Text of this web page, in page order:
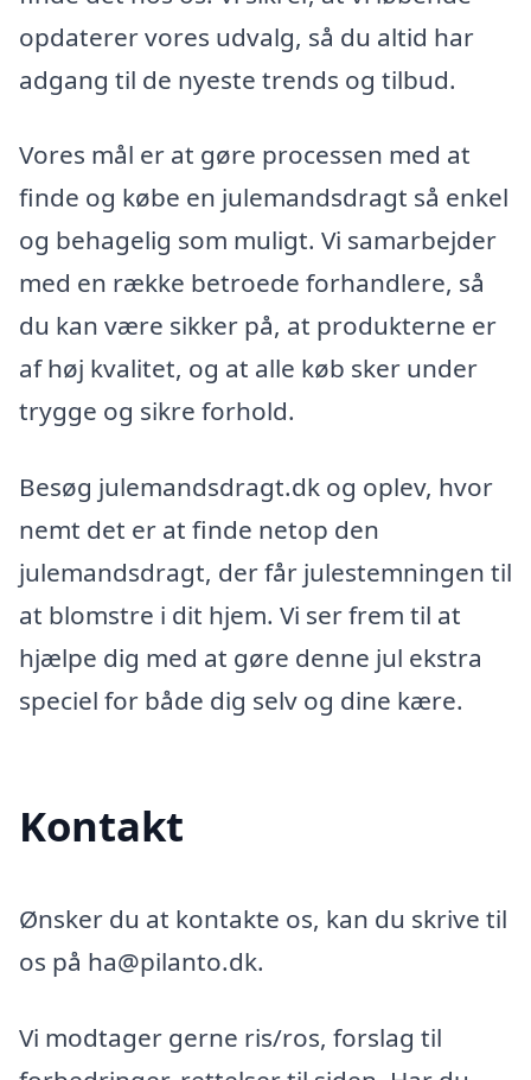
opdaterer vores udvalg, så du altid har
adgang til de nyeste trends og tilbud.
Vores mål er at gøre processen med at
finde og købe en julemandsdragt så enkel
og behagelig som muligt. Vi samarbejder
med en række betroede forhandlere, så
du kan være sikker på, at produkterne er
af høj kvalitet, og at alle køb sker under
trygge og sikre forhold.
Besøg julemandsdragt.dk og oplev, hvor
nemt det er at finde netop den
julemandsdragt, der får julestemningen til
at blomstre i dit hjem. Vi ser frem til at
hjælpe dig med at gøre denne jul ekstra
speciel for både dig selv og dine kære.
Kontakt
Ønsker du at kontakte os, kan du skrive til
os på ha@pilanto.dk.
Vi modtager gerne ris/ros, forslag til